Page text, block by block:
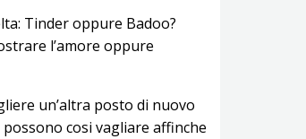
Tinder oppure Badoo?
l’amore oppure
un’altra posto di nuovo
cosi vagliare affinche